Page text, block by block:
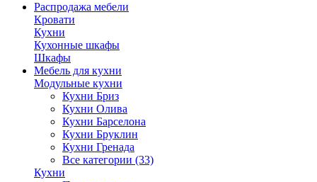
Распродажа мебели
Кровати
Кухни
Кухонные шкафы
Шкафы
Мебель для кухни
Модульные кухни
Кухни Бриз
Кухни Олива
Кухни Барселона
Кухни Бруклин
Кухни Гренада
Все категории (33)
Кухни